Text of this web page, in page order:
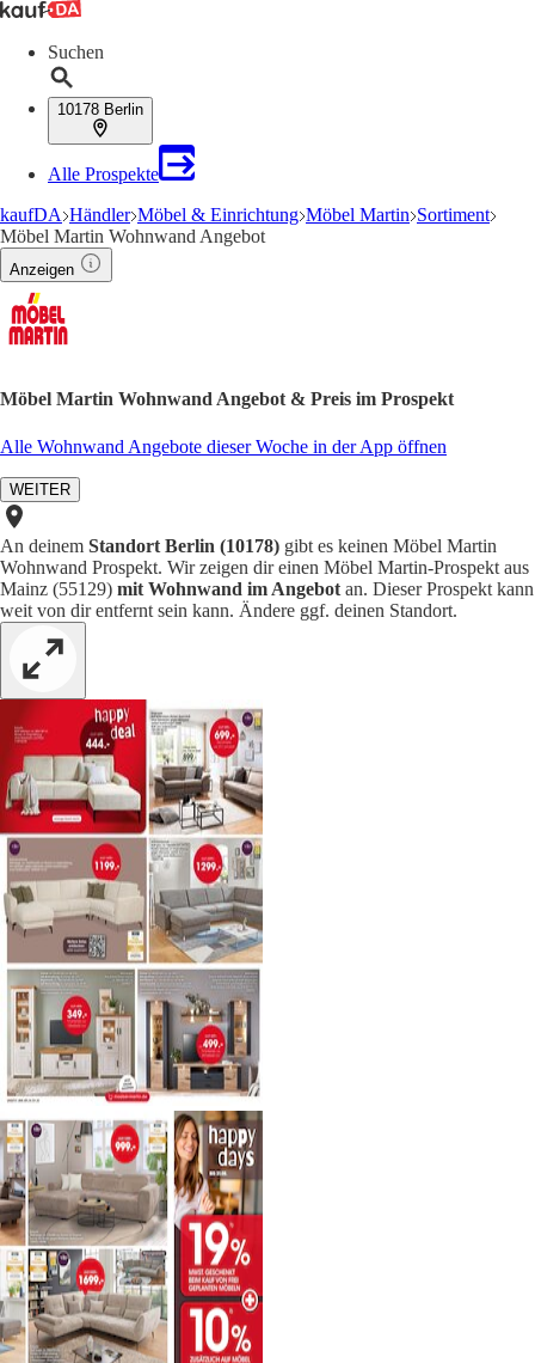
Suchen
10178 Berlin
Alle Prospekte
kaufDA Händler Möbel & Einrichtung Möbel Martin Sortiment
Möbel Martin Wohnwand Angebot
Anzeigen
Möbel Martin Wohnwand Angebot & Preis im Prospekt
Alle Wohnwand Angebote dieser Woche in der App öffnen
WEITER
An deinem Standort Berlin (10178) gibt es keinen Möbel Martin
Wohnwand Prospekt. Wir zeigen dir einen Möbel Martin-Prospekt aus
Mainz (55129) mit Wohnwand im Angebot an. Dieser Prospekt kann
weit von dir entfernt sein kann. Ändere ggf. deinen Standort.